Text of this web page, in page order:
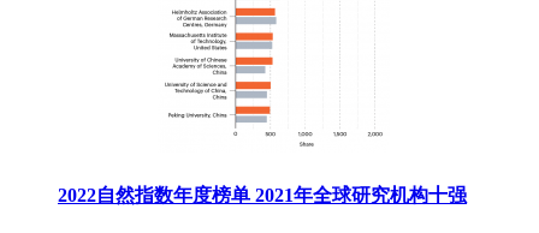
2022自然指数年度榜单 2021年全球研究机构十强